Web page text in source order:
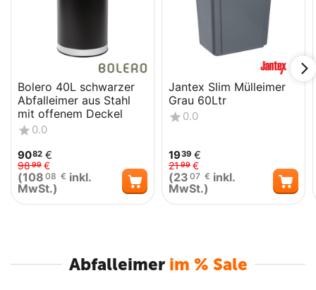
Bolero 40L schwarzer
Abfalleimer aus Stahl
mit offenem Deckel
0.0
9082 €
9899 €
(108 08 € inkl.
MwSt.)
Jantex Slim Mülleimer
Grau 60Ltr
0.0
1939 €
2199 €
(23 07 € inkl.
MwSt.)
Abfalleimer im % Sale